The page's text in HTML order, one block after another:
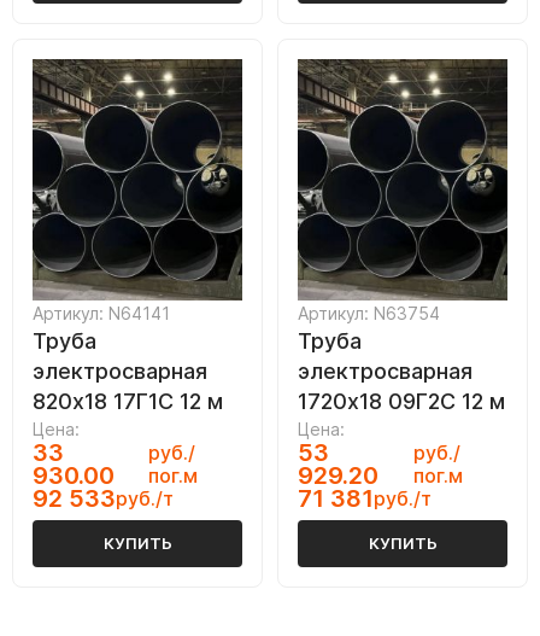
Артикул: N64141
Труба
электросварная
820х18 17Г1С 12 м
Цена:
33
930.00
руб./
пог.м
92 533руб./т
КУПИТЬ
Артикул: N63754
Труба
электросварная
1720х18 09Г2С 12 м
Цена:
53
929.20
руб./
пог.м
71 381руб./т
КУПИТЬ